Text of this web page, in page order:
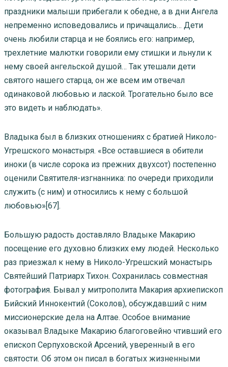
праздники малыши прибегали к обедне, а в дни Ангела
непременно исповедовались и причащались… Дети
очень любили старца и не боялись его: например,
трехлетние малютки говорили ему стишки и льнули к
нему своей ангельской душой… Так утешали дети
святого нашего старца, он же всем им отвечал
одинаковой любовью и лаской. Трогательно было все
это видеть и наблюдать».
Владыка был в близких отношениях с братией Николо-
Угрешского монастыря. «Все оставшиеся в обители
иноки (в числе сорока из прежних двухсот) постепенно
оценили Святителя-изгнанника: по очереди приходили
служить (с ним) и относились к нему с большой
любовью»[67].
Большую радость доставляло Владыке Макарию
посещение его духовно близких ему людей. Несколько
раз приезжал к нему в Николо-Угрешский монастырь
Святейший Патриарх Тихон. Сохранилась совместная
фотография. Бывал у митрополита Макария архиепископ
Бийский Иннокентий (Соколов), обсуждавший с ним
миссионерские дела на Алтае. Особое внимание
оказывал Владыке Макарию благоговейно чтивший его
епископ Серпуховской Арсений, уверенный в его
святости. Об этом он писал в богатых жизненными